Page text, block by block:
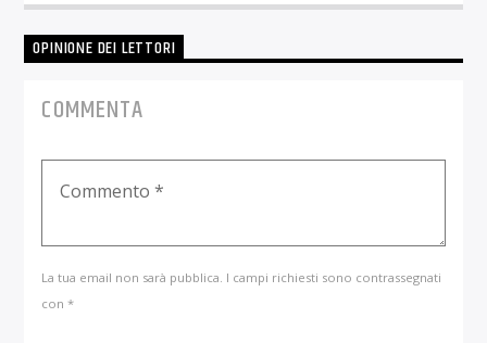
OPINIONE DEI LETTORI
COMMENTA
La tua email non sarà pubblica. I campi richiesti sono contrassegnati
con *